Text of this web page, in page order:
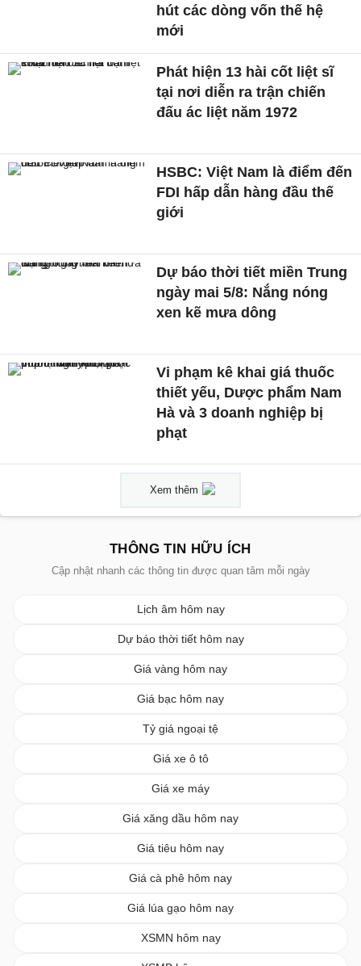
hút các dòng vốn thế hệ
mới
Phát hiện 13 hài cốt liệt sĩ
tại nơi diễn ra trận chiến
đấu ác liệt năm 1972
HSBC: Việt Nam là điểm đến
FDI hấp dẫn hàng đầu thế
giới
Dự báo thời tiết miền Trung
ngày mai 5/8: Nắng nóng
xen kẽ mưa dông
Vi phạm kê khai giá thuốc
thiết yếu, Dược phẩm Nam
Hà và 3 doanh nghiệp bị
phạt
Xem thêm
THÔNG TIN HỮU ÍCH
Cập nhật nhanh các thông tin được quan tâm mỗi ngày
Lịch âm hôm nay
Dự báo thời tiết hôm nay
Giá vàng hôm nay
Giá bạc hôm nay
Tỷ giá ngoại tệ
Giá xe ô tô
Giá xe máy
Giá xăng dầu hôm nay
Giá tiêu hôm nay
Giá cà phê hôm nay
Giá lúa gạo hôm nay
XSMN hôm nay